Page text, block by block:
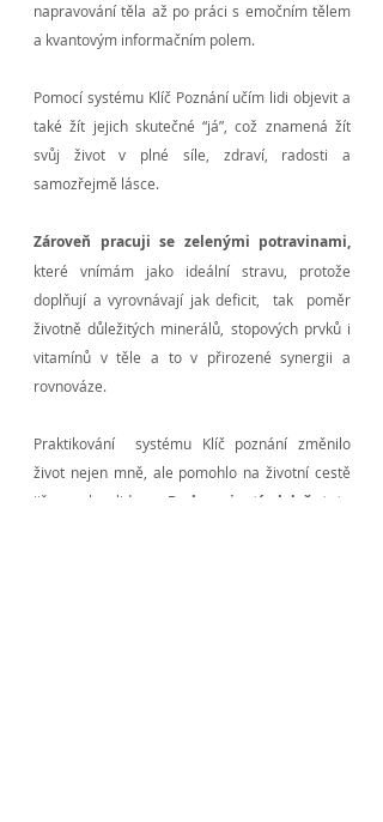
napravování těla až po práci s emočním tělem
a kvantovým informačním polem.
Pomocí systému Klíč Poznání učím lidi objevit a
také žít jejich skutečné “já”, což znamená žít
svůj život v plné síle, zdraví, radosti a
samozřejmě lásce.
Zároveň pracuji se zelenými potravinami,
které vnímám jako ideální stravu, protože
doplňují a vyrovnávají jak deficit, tak poměr
životně důležitých minerálů, stopových prvků i
vitamínů v těle a to v přirozené synergii a
rovnováze.
Praktikování systému Klíč poznání změnilo
život nejen mně, ale pomohlo na životní cestě
již mnoha lidem. Bude mi ctí, když tato